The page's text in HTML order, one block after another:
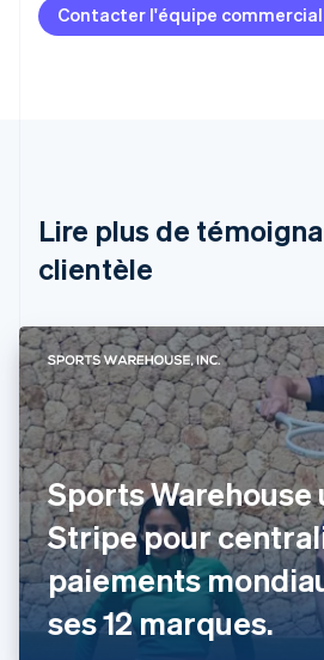
Contacter l'équipe
Lire plus de
clientèle
Sports Warehouse
Stripe pour
paiements
ses 12 marques.
Allemagne
Brésil
PortuguêsEnglish
Bulgarie
EnglishFrançais
Chine continentale
简体中文English
Chypre
English
Croatie
EnglishItaliano
Danemark
English
Émirats arabes unis
English
Espagne
EspañolEnglish